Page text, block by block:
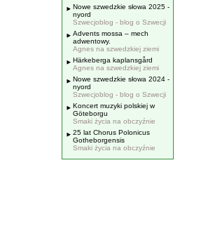
Nowe szwedzkie słowa 2025 -
nyord
Szwecjoblog - blog o Szwecji
Advents mossa – mech
adwentowy.
Agnes na szwedzkiej ziemi
Härkeberga kaplansgård
Agnes na szwedzkiej ziemi
Nowe szwedzkie słowa 2024 -
nyord
Szwecjoblog - blog o Szwecji
Koncert muzyki polskiej w
Göteborgu
Smaki życia na obczyźnie
25 lat Chorus Polonicus
Gotheborgensis
Smaki życia na obczyźnie